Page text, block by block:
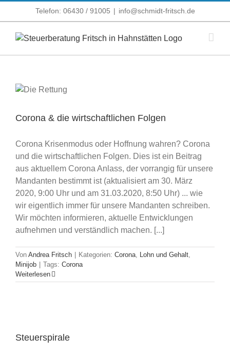
Telefon: 06430 / 91005 | info@schmidt-fritsch.de
Corona & die wirtschaftlichen Folgen
Corona Krisenmodus oder Hoffnung wahren? Corona
und die wirtschaftlichen Folgen. Dies ist ein Beitrag
aus aktuellem Corona Anlass, der vorrangig für unsere
Mandanten bestimmt ist (aktualisiert am 30. März
2020, 9:00 Uhr und am 31.03.2020, 8:50 Uhr) ... wie
wir eigentlich immer für unsere Mandanten schreiben.
Wir möchten informieren, aktuelle Entwicklungen
aufnehmen und verständlich machen. [...]
Von Andrea Fritsch Kategorien: Corona Lohn und Gehalt
Minijob
Tags: Corona
Weiterlesen
Steuerspirale